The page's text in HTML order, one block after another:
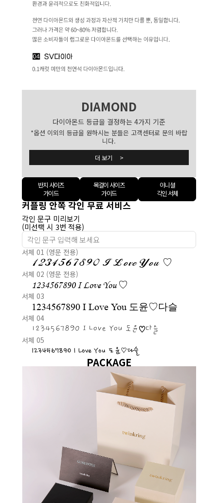
DIAMOND
다이아몬드 등급을 결정하는 4가지 기준
*옵션 이외의 등급을 원하시는 분들은 고객센터로 문의 바랍
니다.
더 보기 >
반지 사이즈
가이드
목걸이 사이즈
가이드
이니셜
각인 서체
커플링 안쪽 각인 무료 서비스
각인 문구 미리보기
(미선택 시 3번 적용)
서체 01 (영문 전용)
1234567890 I Love You ♡
서체 02 (영문 전용)
1234567890 I Love You ♡
서체 03
1234567890 I Love You 도윤♡다슬
서체 04
1234567890 I Love You 도윤♡다슬
서체 05
1234567890 I Love You 도윤♡다슬
PACKAGE